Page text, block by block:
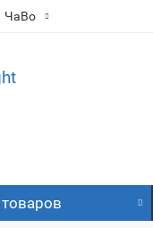
ЧаВо
товаров